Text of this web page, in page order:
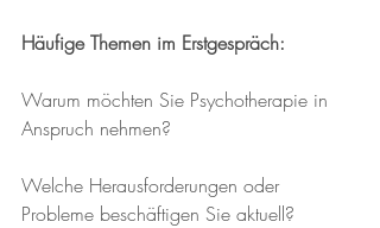
Häufige Themen im Erstgespräch:
Warum möchten Sie Psychotherapie in
Anspruch nehmen?
Welche Herausforderungen oder
Probleme beschäftigen Sie aktuell?